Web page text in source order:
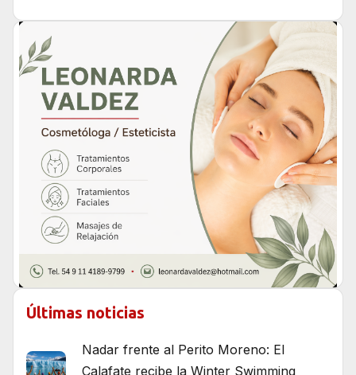
Últimas noticias
Nadar frente al Perito Moreno: El
Calafate recibe la Winter Swimming